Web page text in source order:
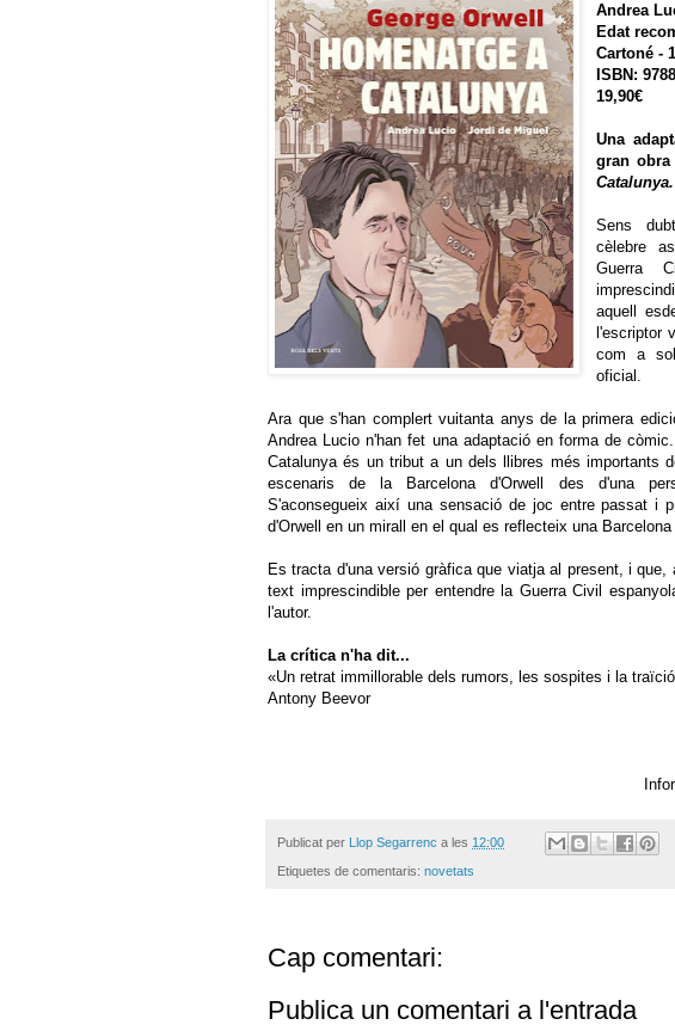
Andrea
Edat
Cartoné -
ISBN:
19,90€
Una
gran
Catalunya.
Sens
cèlebre
Guerra
aquell
l'escriptor
com a
oficial.
Ara que s'han complert vuitanta anys de la primera
Andrea Lucio n'han fet una adaptació en forma de
Catalunya és un tribut a un dels llibres més importants
escenaris de la Barcelona d'Orwell des d'una
S'aconsegueix així una sensació de joc entre passat i
d'Orwell en un mirall en el qual es reflecteix una
Es tracta d'una versió gràfica que viatja al present, i
text imprescindible per entendre la Guerra Civil
l'autor.
La crítica n'ha dit...
«Un retrat immillorable dels rumors, les sospites i la
Antony Beevor
Publicat per Llop Segarrenc a les 12:00
Etiquetes de comentaris: novetats
Cap comentari:
Publica un comentari a l'entrada